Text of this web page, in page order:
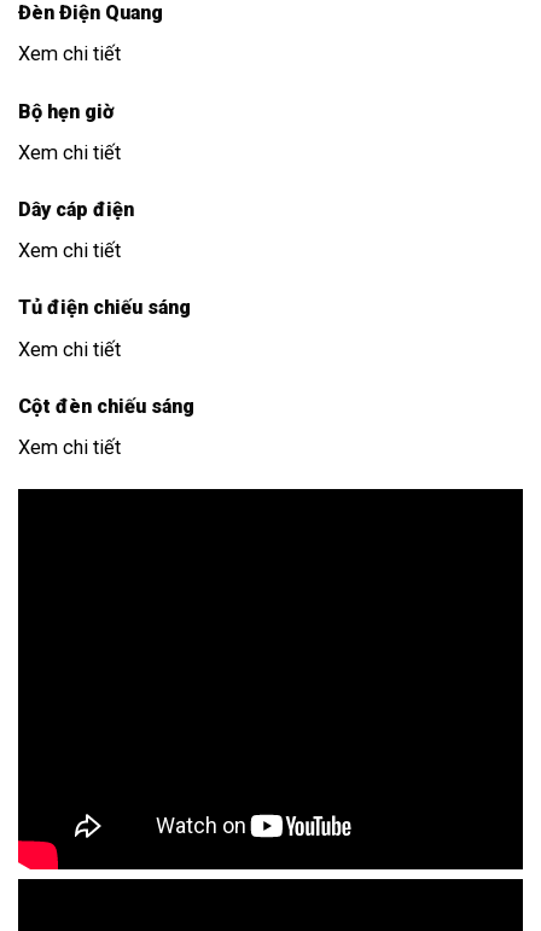
Đèn Điện Quang
Xem chi tiết
Bộ hẹn giờ
Xem chi tiết
Dây cáp điện
Xem chi tiết
Tủ điện chiếu sáng
Xem chi tiết
Cột đèn chiếu sáng
Xem chi tiết